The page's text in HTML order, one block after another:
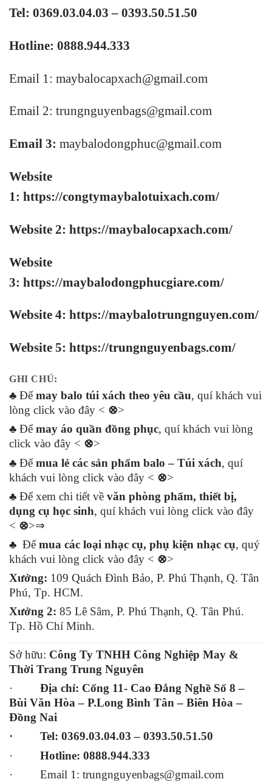
Tel: 0369.03.04.03 – 0393.50.51.50
Hotline: 0888.944.333
Email 1: maybalocapxach@gmail.com
Email 2: trungnguyenbags@gmail.com
Email 3: maybalodongphuc@gmail.com
Website
1: https://congtymaybalotuixach.com/
Website 2: https://maybalocapxach.com/
Website
3: https://maybalodongphucgiare.com/
Website 4: https://maybalotrungnguyen.com/
Website 5: https://trungnguyenbags.com/
GHI CHÚ:
♣ Đểmay balo túi xách theo yêu cầu, quí khách vui
lòng click vào đây < ⊗>
♣ Đểmay áo quần đồng phục, quí khách vui lòng
click vào đây < ⊗>
♣ Đểmua lẻ các sản phẩm balo – Túi xách, quí
khách vui lòng click vào đây < ⊗>
♣ Để xem chi tiết về văn phòng phẩm, thiết bị,
dụng cụ học sinh, quí khách vui lòng click vào đây
< ⊗>⇒
♣ Đểmua các loại nhạc cụ, phụ kiện nhạc cụ, quý
khách vui lòng click vào đây < ⊗>
Xưởng: 109 Quách Đình Bảo, P. Phú Thạnh, Q. Tân
Phú, Tp. HCM.
Xưởng 2: 85 Lê Sâm, P. Phú Thạnh, Q. Tân Phú.
Tp. Hồ Chí Minh.
Sở hữu: Công Ty TNHH Công Nghiệp May &
Thời Trang Trung Nguyên
· Địa chỉ: Cổng 11- Cao Đẳng Nghề Số 8 –
Bùi Văn Hòa – P.Long Bình Tân – Biên Hòa –
Đồng Nai
· Tel: 0369.03.04.03 – 0393.50.51.50
· Hotline: 0888.944.333
· Email 1: trungnguyenbags@gmail.com